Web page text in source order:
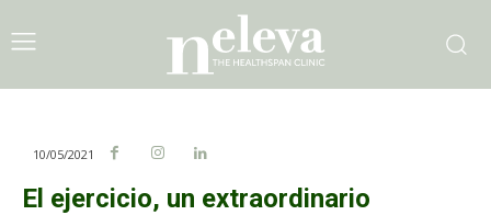
10/05/2021
El ejercicio, un extraordinario